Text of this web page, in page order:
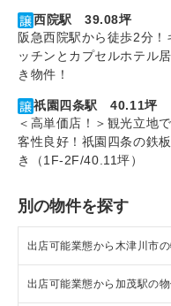
西院駅 39.08坪
阪急西院駅から徒歩2分！
ッチンとカプセルホテル
き物件！
祇園四条駅 40.11坪
＜高単価店！＞観光立地
客性良好！祇園四条の鉄
き（1F-2F/40.11坪）
別の物件を探す
出店可能業態から木津川市
木津川市の重飲食を出店
出店可能業態から加茂駅の